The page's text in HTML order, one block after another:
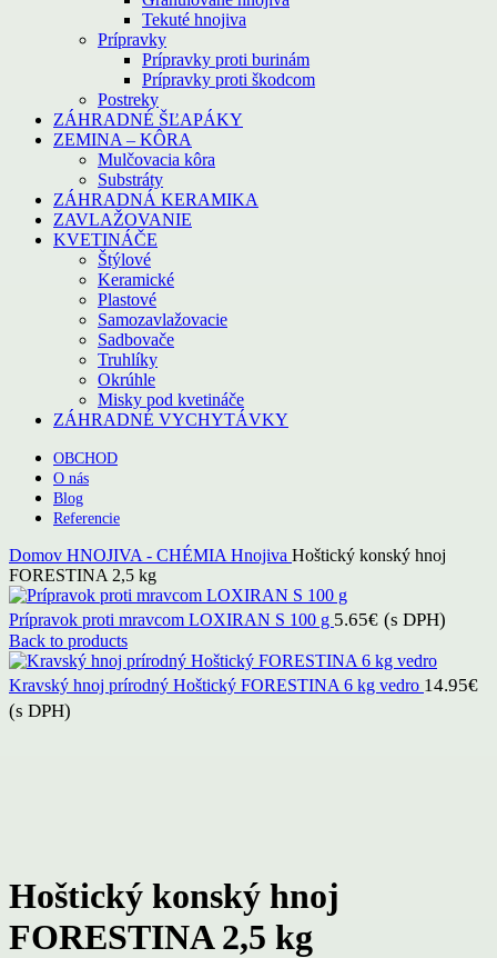
Tekuté hnojiva
Prípravky
Prípravky proti burinám
Prípravky proti škodcom
Postreky
ZÁHRADNÉ ŠĽAPÁKY
ZEMINA – KÔRA
Mulčovacia kôra
Substráty
ZÁHRADNÁ KERAMIKA
ZAVLAŽOVANIE
KVETINÁČE
Štýlové
Keramické
Plastové
Samozavlažovacie
Sadbovače
Truhlíky
Okrúhle
Misky pod kvetináče
ZÁHRADNÉ VYCHYTÁVKY
OBCHOD
O nás
Blog
Referencie
Domov HNOJIVA - CHÉMIA Hnojiva Hoštický konský hnoj
FORESTINA 2,5 kg
Prípravok proti mravcom LOXIRAN S 100 g 5.65€ (s DPH)
Back to products
Kravský hnoj prírodný Hoštický FORESTINA 6 kg vedro 14.95€
(s DPH)
Hoštický konský hnoj
FORESTINA 2,5 kg